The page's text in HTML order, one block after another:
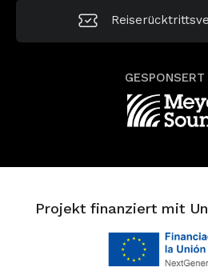
Projekt finanziert mit